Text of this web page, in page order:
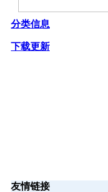
分类信息
下载更新
友情链接